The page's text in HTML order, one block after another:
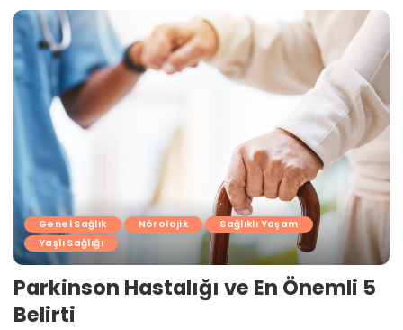
Genel Sağlık Nörolojik
Sağlıklı Yaşam
Yaşlı Sağlığı
Parkinson Hastalığı ve En Önemli 5
Belirti